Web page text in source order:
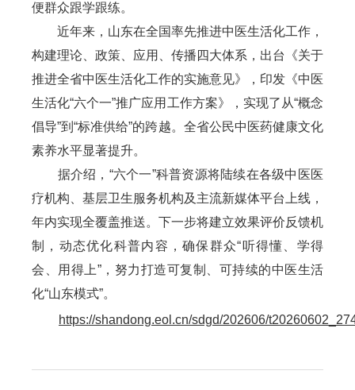
便群众跟学跟练。
近年来，山东在全国率先推进中医生活化工作，
构建理论、政策、应用、传播四大体系，出台《关于
推进全省中医生活化工作的实施意见》，印发《中医
生活化“六个一”推广应用工作方案》，实现了从“概念
倡导”到“标准供给”的跨越。全省公民中医药健康文化
素养水平显著提升。
据介绍，“六个一”科普资源将陆续在各级中医医
疗机构、基层卫生服务机构及主流新媒体平台上线，
年内实现全覆盖推送。下一步将建立效果评价反馈机
制，动态优化科普内容，确保群众“听得懂、学得
会、用得上”，努力打造可复制、可持续的中医生活
化“山东模式”。
https://shandong.eol.cn/sdgd/202606/